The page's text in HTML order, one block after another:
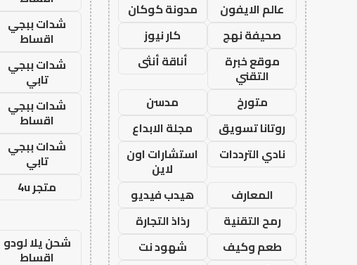
عالم الايفون
مدونة كوكان
صحيفة نهج
كار نيوز
موقع خبرة
التقني
أناقة أنثى
متورخ
مدسن
روتانا تسويق
مجلة الابداع
نادي الترددات
استشارات اون
لاين
المعارف
هيدب فيديو
رمح التقنية
رذاذ التجارة
طعم وكيف
شهود نت
شدات ببجي
اقساط
شدات ببجي
تابي
شدات ببجي
اقساط
شدات ببجي
تابي
متجر 4u
شحن يلا لودو
اقساط